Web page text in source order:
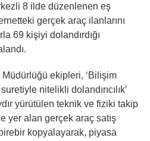
8 ilde düzenlenen eş
gerçek araç ilanlarını
69 kişiyi dolandırdığı
ekipleri, ‘Bilişim
nitelikli dolandırıcılık’
yürütülen teknik ve fiziki takip
yer alan gerçek araç satış
birebir kopyalayarak, piyasa